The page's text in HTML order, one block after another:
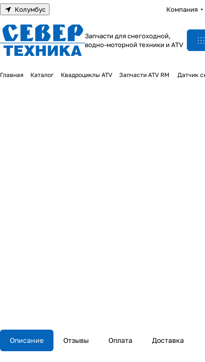
Колумбус Компания
Запчасти для снегоходной,
водно-моторной техники и ATV
Главная Каталог Квадроциклы ATV Запчасти ATV RM Датчик
Описание Отзывы Оплата Доставка